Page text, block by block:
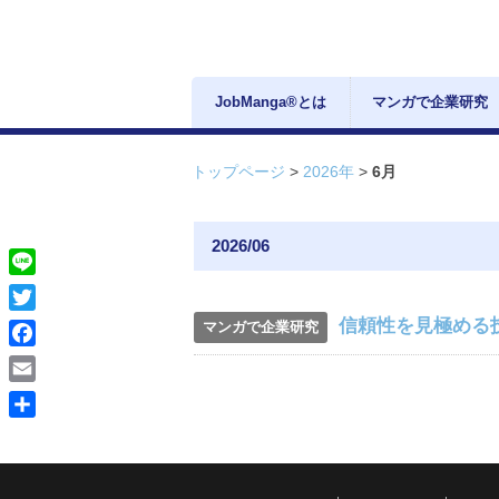
JobManga®とは マンガで企業研究
トップページ > 2026年 > 6月
2026/06
マンガで企業研究 信頼性を見極める
Line
Twitter
Facebook
Email